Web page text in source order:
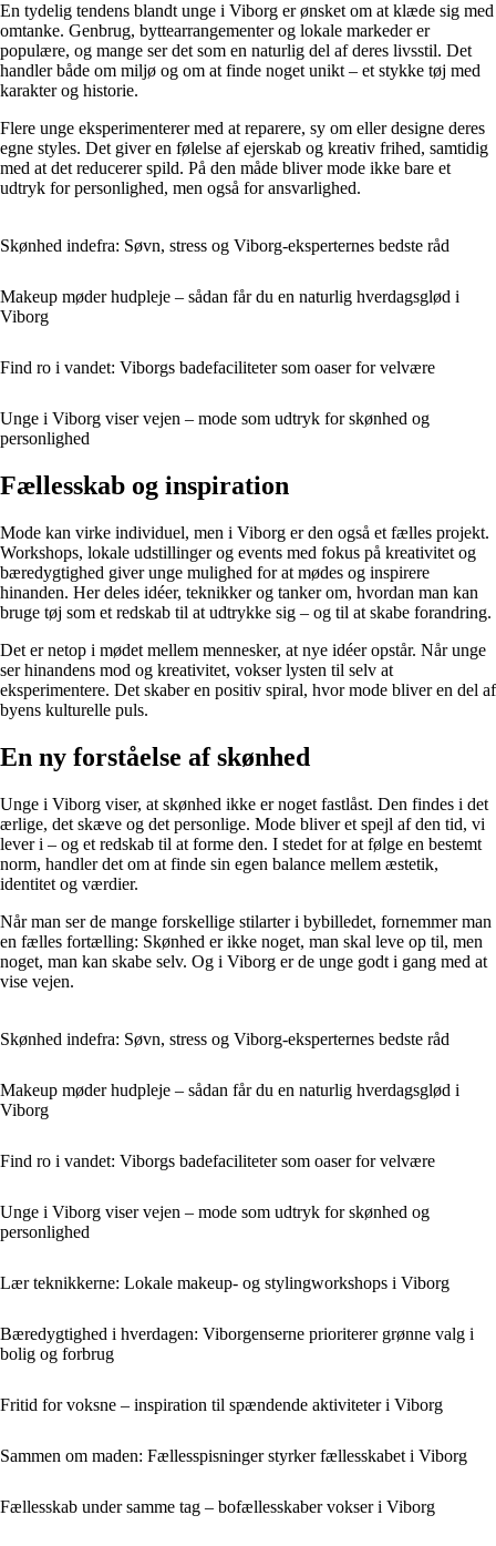
En tydelig tendens blandt unge i Viborg er ønsket om at klæde sig med
omtanke. Genbrug, byttearrangementer og lokale markeder er
populære, og mange ser det som en naturlig del af deres livsstil. Det
handler både om miljø og om at finde noget unikt – et stykke tøj med
karakter og historie.
Flere unge eksperimenterer med at reparere, sy om eller designe deres
egne styles. Det giver en følelse af ejerskab og kreativ frihed, samtidig
med at det reducerer spild. På den måde bliver mode ikke bare et
udtryk for personlighed, men også for ansvarlighed.
Skønhed indefra: Søvn, stress og Viborg-eksperternes bedste råd
Makeup møder hudpleje – sådan får du en naturlig hverdagsglød i
Viborg
Find ro i vandet: Viborgs badefaciliteter som oaser for velvære
Unge i Viborg viser vejen – mode som udtryk for skønhed og
personlighed
Fællesskab og inspiration
Mode kan virke individuel, men i Viborg er den også et fælles projekt.
Workshops, lokale udstillinger og events med fokus på kreativitet og
bæredygtighed giver unge mulighed for at mødes og inspirere
hinanden. Her deles idéer, teknikker og tanker om, hvordan man kan
bruge tøj som et redskab til at udtrykke sig – og til at skabe forandring.
Det er netop i mødet mellem mennesker, at nye idéer opstår. Når unge
ser hinandens mod og kreativitet, vokser lysten til selv at
eksperimentere. Det skaber en positiv spiral, hvor mode bliver en del af
byens kulturelle puls.
En ny forståelse af skønhed
Unge i Viborg viser, at skønhed ikke er noget fastlåst. Den findes i det
ærlige, det skæve og det personlige. Mode bliver et spejl af den tid, vi
lever i – og et redskab til at forme den. I stedet for at følge en bestemt
norm, handler det om at finde sin egen balance mellem æstetik,
identitet og værdier.
Når man ser de mange forskellige stilarter i bybilledet, fornemmer man
en fælles fortælling: Skønhed er ikke noget, man skal leve op til, men
noget, man kan skabe selv. Og i Viborg er de unge godt i gang med at
vise vejen.
Skønhed indefra: Søvn, stress og Viborg-eksperternes bedste råd
Makeup møder hudpleje – sådan får du en naturlig hverdagsglød i
Viborg
Find ro i vandet: Viborgs badefaciliteter som oaser for velvære
Unge i Viborg viser vejen – mode som udtryk for skønhed og
personlighed
Lær teknikkerne: Lokale makeup- og stylingworkshops i Viborg
Bæredygtighed i hverdagen: Viborgenserne prioriterer grønne valg i
bolig og forbrug
Fritid for voksne – inspiration til spændende aktiviteter i Viborg
Sammen om maden: Fællesspisninger styrker fællesskabet i Viborg
Fællesskab under samme tag – bofællesskaber vokser i Viborg